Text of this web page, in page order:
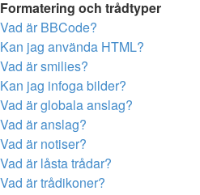
Formatering och trådtyper
Vad är BBCode?
Kan jag använda HTML?
Vad är smilies?
Kan jag infoga bilder?
Vad är globala anslag?
Vad är anslag?
Vad är notiser?
Vad är låsta trådar?
Vad är trådikoner?